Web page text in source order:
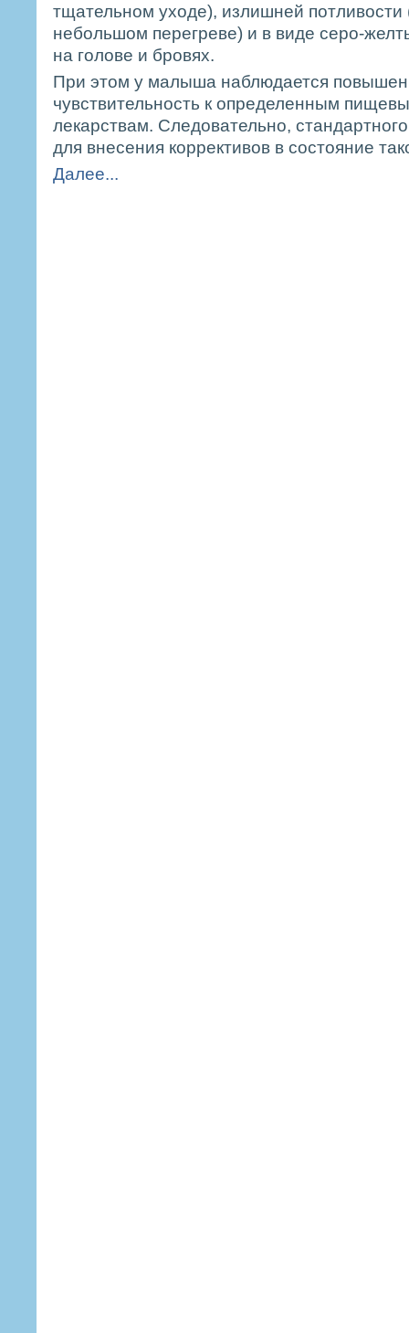
тщательном уходе), излишней потливости
небольшом перегреве) и в виде серо-
на голове и бровях.
При этом у малыша наблюдается
чувствительность к определенным
лекарствам. Следовательно,
для внесения коррективов в состояние
Далее...